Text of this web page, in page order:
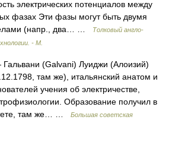
электрических потенциалов между
фазах Эти фазы могут быть двумя
(напр., два… …
Толковый англо-
- М.
(Galvani) Луиджи (Алоизий)
там же), итальянский анатом и
учения об электричестве,
Образование получил в
там же… …
Большая советская